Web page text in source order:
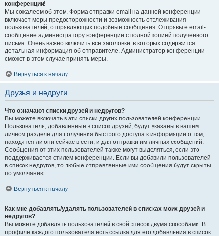
конференции!
Мы сожалеем об этом. Форма отправки email на данной конференции
включает меры предосторожности и возможность отслеживания
пользователей, отправляющих подобные сообщения. Отправьте email-
сообщение администратору конференции с полной копией полученного
письма. Очень важно включить все заголовки, в которых содержится
детальная информация об отправителе. Администратор конференции
сможет в этом случае принять меры.
Вернуться к началу
Друзья и недруги
Что означают списки друзей и недругов?
Вы можете включать в эти списки других пользователей конференции.
Пользователи, добавленные в список друзей, будут указаны в вашем
личном разделе для получения быстрого доступа к информации о том,
находятся ли они сейчас в сети, и для отправки им личных сообщений.
Сообщения от этих пользователей также могут выделяться, если это
поддерживается стилем конференции. Если вы добавили пользователей
в список недругов, то любые отправленные ими сообщения будут скрыты
по умолчанию.
Вернуться к началу
Как мне добавлять/удалять пользователей в списках моих друзей и
недругов?
Вы можете добавлять пользователей в свой список двумя способами. В
профиле каждого пользователя есть ссылка для его добавления в список